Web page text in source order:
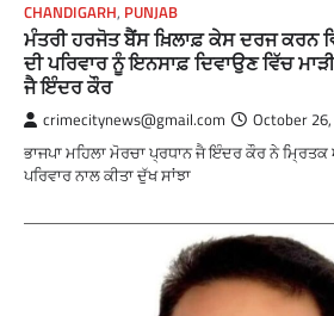
CHANDIGARH, PUNJAB
ਮੰਤਰੀ ਹਰਜੋਤ ਬੈਂਸ ਖ਼ਿਲਾਫ਼ ਕੇਸ ਦਰਜ ਕਰਨ
ਦੀ ਪਰਿਵਾਰ ਨੂੰ ਇਨਸਾਫ਼ ਦਿਵਾਉਣ ਵਿੱਚ
ਜੈ ਇੰਦਰ ਕੌਰ
crimecitynews@gmail.com October
ਭਾਜਪਾ ਮਹਿਲਾ ਮੋਰਚਾ ਪ੍ਰਧਾਨ ਜੈ ਇੰਦਰ ਕੌਰ ਨੇ
ਪਰਿਵਾਰ ਨਾਲ ਕੀਤਾ ਦੁੱਖ ਸਾਂਝਾ